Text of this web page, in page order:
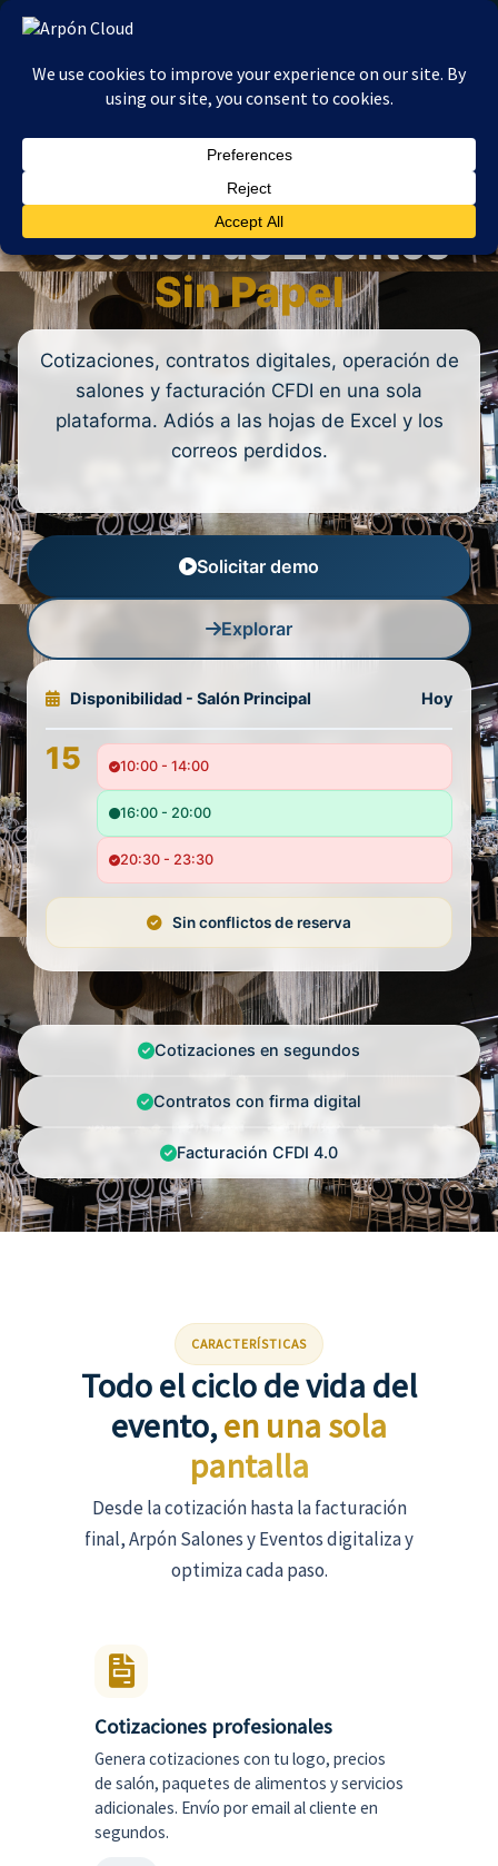
Ir
contenido
Salones · Banquetes · Eventos
Gestión de Eventos
Sin Papel
Cotizaciones, contratos digitales, operación de
salones y facturación CFDI en una sola
plataforma. Adiós a las hojas de Excel y los
correos perdidos.
Solicitar demo
Explorar
Disponibilidad - Salón Principal Hoy
15 10:00 - 14:00
16:00 - 20:00
20:30 - 23:30
Sin conflictos de reserva
Cotizaciones en segundos
Contratos con firma digital
Facturación CFDI 4.0
CARACTERÍSTICAS
Todo el ciclo de vida del
evento,en una sola
pantalla
Desde la cotización hasta la facturación
final, Arpón Salones y Eventos digitaliza y
optimiza cada paso.
Cotizaciones profesionales
Genera cotizaciones con tu logo, precios
de salón, paquetes de alimentos y servicios
adicionales. Envío por email al cliente en
segundos.